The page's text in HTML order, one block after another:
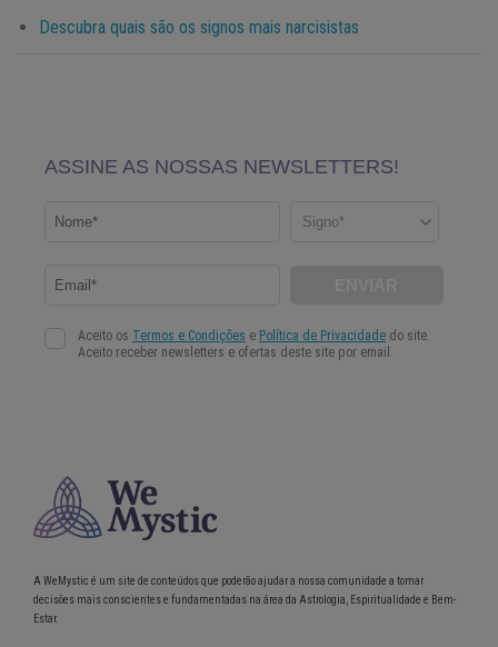
Descubra quais são os signos mais narcisistas
A WeMystic é um site de conteúdos que poderão ajudar a nossa comunidade a tomar
decisões mais conscientes e fundamentadas na área da Astrologia, Espiritualidade e Bem-
Estar.